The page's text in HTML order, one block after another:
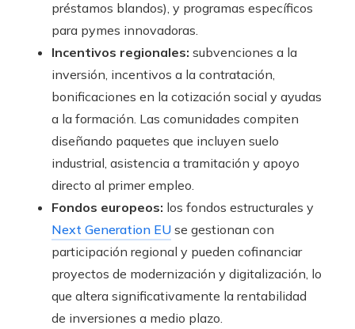
préstamos blandos), y programas específicos
para pymes innovadoras.
Incentivos regionales: subvenciones a la
inversión, incentivos a la contratación,
bonificaciones en la cotización social y ayudas
a la formación. Las comunidades compiten
diseñando paquetes que incluyen suelo
industrial, asistencia a tramitación y apoyo
directo al primer empleo.
Fondos europeos: los fondos estructurales y
Next Generation EU se gestionan con
participación regional y pueden cofinanciar
proyectos de modernización y digitalización, lo
que altera significativamente la rentabilidad
de inversiones a medio plazo.